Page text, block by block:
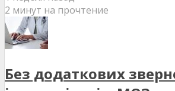
2 минут на прочтение
Без додаткових